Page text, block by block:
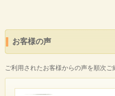
お客様の声
ご利用されたお客様からの声を順次